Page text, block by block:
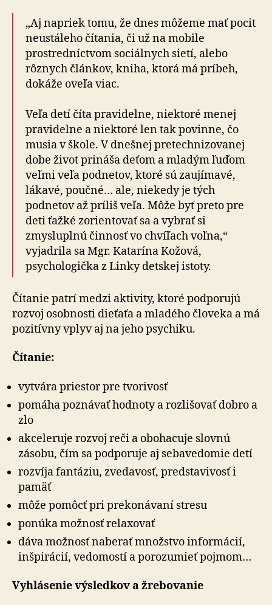
„Aj napriek tomu, že dnes môžeme mať pocit
neustáleho čítania, či už na mobile
prostredníctvom sociálnych sietí, alebo
rôznych článkov, kniha, ktorá má príbeh,
dokáže oveľa viac.
Veľa detí číta pravidelne, niektoré menej
pravidelne a niektoré len tak povinne, čo
musia v škole. V dnešnej pretechnizovanej
dobe život prináša deťom a mladým ľuďom
veľmi veľa podnetov, ktoré sú zaujímavé,
lákavé, poučné… ale, niekedy je tých
podnetov až príliš veľa. Môže byť preto pre
deti ťažké zorientovať sa a vybrať si
zmysluplnú činnosť vo chvíľach voľna,“
vyjadrila sa Mgr. Katarína Kožová,
psychologička z Linky detskej istoty.
Čítanie patrí medzi aktivity, ktoré podporujú
rozvoj osobnosti dieťaťa a mladého človeka a má
pozitívny vplyv aj na jeho psychiku.
Čítanie:
vytvára priestor pre tvorivosť
pomáha poznávať hodnoty a rozlišovať dobro a
zlo
akceleruje rozvoj reči a obohacuje slovnú
zásobu, čím sa podporuje aj sebavedomie detí
rozvíja fantáziu, zvedavosť, predstavivosť i
pamäť
môže pomôcť pri prekonávaní stresu
ponúka možnosť relaxovať
dáva možnosť naberať množstvo informácií,
inšpirácií, vedomostí a porozumieť pojmom…
Vyhlásenie výsledkov a žrebovanie